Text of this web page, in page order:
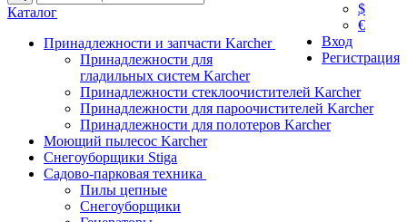
$
€
Вход
Регистрация
Каталог
Принадлежности и запчасти Karcher
Принадлежности для
гладильных систем Karcher
Принадлежности стеклоочистителей Karcher
Принадлежности для пароочистителей Karcher
Принадлежности для полотеров Karcher
Моющий пылесос Karcher
Снегоуборщики Stiga
Садово-парковая техника
Пилы цепные
Снегоуборщики